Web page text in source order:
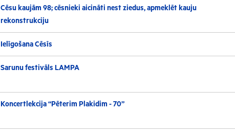
Cēsu kaujām 98; cēsnieki aicināti nest ziedus, apmeklēt kauju
rekonstrukciju
Ielīgošana Cēsīs
Sarunu festivāls LAMPA
Koncertlekcija “Pēterim Plakidim - 70”